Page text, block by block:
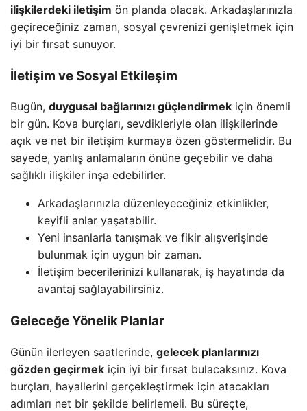
ilişkilerdeki iletişim ön planda olacak. Arkadaşlarınızla
geçireceğiniz zaman, sosyal çevrenizi genişletmek için
iyi bir fırsat sunuyor.
İletişim ve Sosyal Etkileşim
Bugün, duygusal bağlarınızı güçlendirmek için önemli
bir gün. Kova burçları, sevdikleriyle olan ilişkilerinde
açık ve net bir iletişim kurmaya özen göstermelidir. Bu
sayede, yanlış anlamaların önüne geçebilir ve daha
sağlıklı ilişkiler inşa edebilirler.
Arkadaşlarınızla düzenleyeceğiniz etkinlikler,
keyifli anlar yaşatabilir.
Yeni insanlarla tanışmak ve fikir alışverişinde
bulunmak için uygun bir zaman.
İletişim becerilerinizi kullanarak, iş hayatında da
avantaj sağlayabilirsiniz.
Geleceğe Yönelik Planlar
Günün ilerleyen saatlerinde, gelecek planlarınızı
gözden geçirmek için iyi bir fırsat bulacaksınız. Kova
burçları, hayallerini gerçekleştirmek için atacakları
adımları net bir şekilde belirlemeli. Bu süreçte,